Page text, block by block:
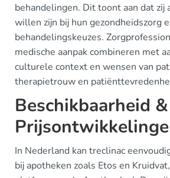
behandelingen. Dit toont aan dat zij
willen zijn bij hun gezondheidszorg
behandelingskeuzes.
medische aanpak combineren met
culturele context en wensen van
therapietrouw en
Beschikbaarheid &
In Nederland kan treclinac
bij apotheken zoals Etos en